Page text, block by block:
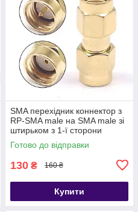
SMA перехідник коннектор з
RP-SMA male на SMA male зі
штирьком з 1-ї сторони
Готово до відправки
130 ₴ 160 ₴
Купити